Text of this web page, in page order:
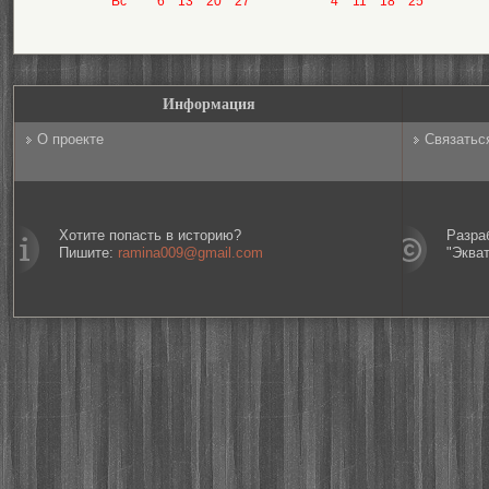
Информация
О проекте
Хотите попасть в историю?
Пишите: ramina009@gmail.com